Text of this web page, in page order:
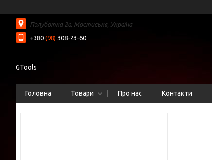
Полуботка 2а, Мостиська, Україна
+380 (98) 308-23-60
GTools
Головна Товари Про нас Контакти